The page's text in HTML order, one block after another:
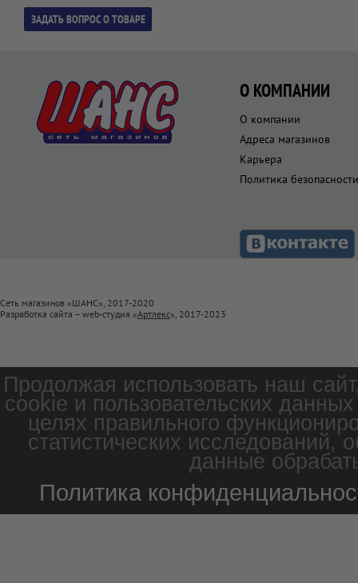
О КОМПАНИИ
О компании
Адреса магазинов
Карьера
Политика безопасности
Сеть магазинов «ШАНС», 2017-2020
Разработка сайта – web-студия «Артлекс», 2017-2023
Продолжая использовать наш
cookie и пользовательских
целях правильного
статистических
данные
Политика